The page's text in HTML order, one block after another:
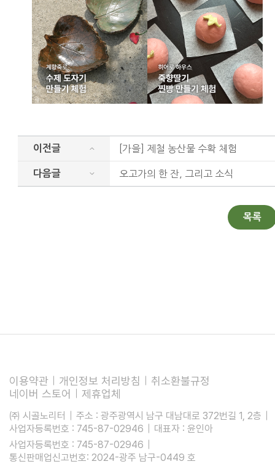
이전글 [가을] 제철 농산물 수확 체험
다음글 오고가의 한 잔, 그리고 소식
목록
이용약관 개인정보 처리방침
취소환불규정
네이버 스토어
제휴업체
㈜ 시골노리터
주소 : 광주광역시 남구 대남대로 372번길 1, 2층
사업자등록번호 : 745-87-02946
대표자 : 윤인아
사업자등록번호 : 745-87-02946
통신판매업신고번호: 2024-광주 남구-0449 호